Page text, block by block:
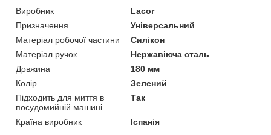
Виробник
Lacor
Призначення
Універсальний
Матеріал робочої частини
Силікон
Матеріал ручок
Нержавіюча сталь
Довжина
180 мм
Колір
Зелений
Підходить для миття в
посудомийній машині
Так
Країна виробник Іспанія